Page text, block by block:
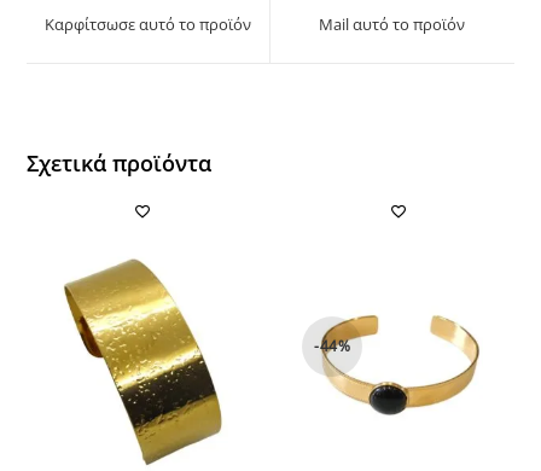
new
Καρφίτσωσε αυτό το προϊόν
new
Mail αυτό το προϊόν
Σχετικά προϊόντα
-44%